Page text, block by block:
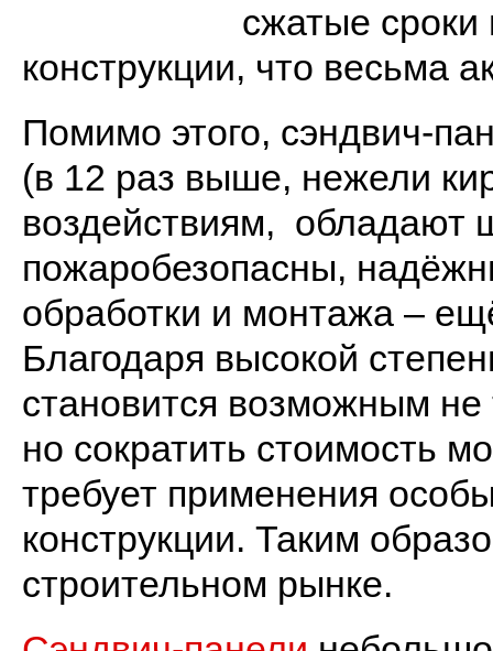
сжатые сроки
конструкции, что весьма
Помимо этого, сэндвич-
(в 12 раз выше, нежели
воздействиям, обладают
пожаробезопасны,
обработки и монтажа –
Благодаря высокой
становится возможным не
но сократить стоимость
требует применения
конструкции. Таким
строительном рынке.